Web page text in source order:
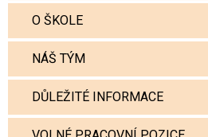
O ŠKOLE
NÁŠ TÝM
DŮLEŽITÉ INFORMACE